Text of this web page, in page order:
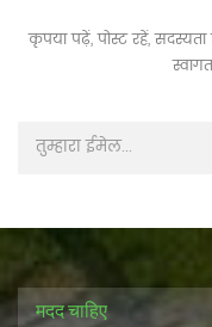
कृपया पढ़ें, पोस्ट रहें,
मदद चाहिए